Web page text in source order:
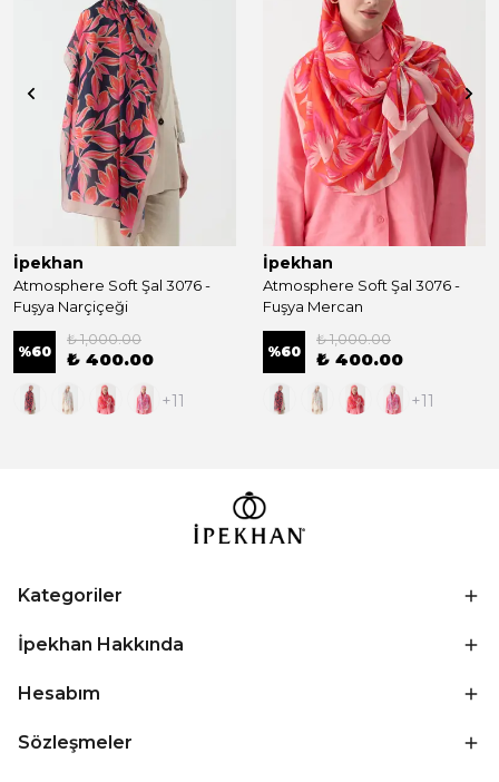
İpekhan
Atmosphere Soft Şal 3076 -
Fuşya Narçiçeği
%60
₺ 1,000.00
₺ 400.00
+11
İpekhan
Atmosphere Soft Şal 3076 -
Fuşya Mercan
%60
₺ 1,000.00
₺ 400.00
+11
Kategoriler
İpekhan Hakkında
Hesabım
Sözleşmeler